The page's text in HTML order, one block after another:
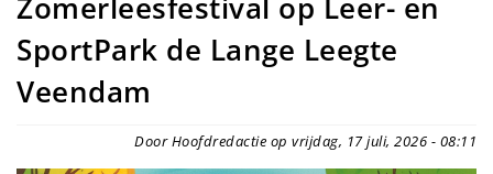
Zomerleesfestival op Leer- en
SportPark de Lange Leegte
Veendam
Door Hoofdredactie op vrijdag, 17 juli, 2026 - 08:11